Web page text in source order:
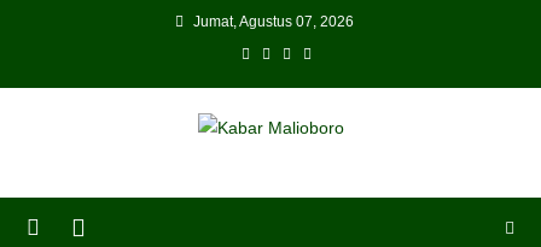
Jumat, Agustus 07, 2026